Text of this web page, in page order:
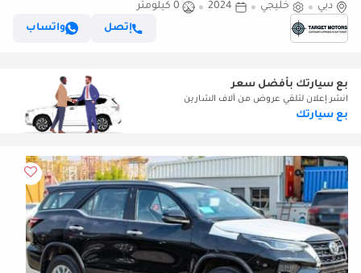
دبي
خليجي 2024
0 كيلومتر
إتصل
واتساب
بع سيارتك بأفضل سعر
انشر إعلان لتلقي عروض من آلاف الشارين
بع سيارتك